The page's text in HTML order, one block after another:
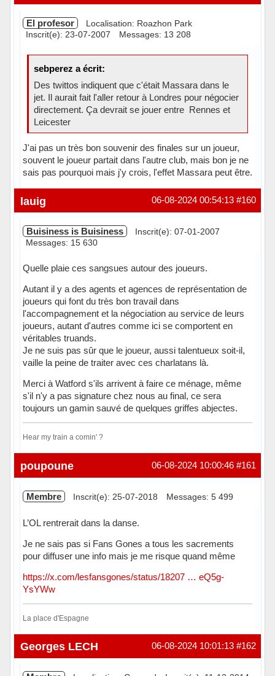
El profesor
Localisation: Roazhon Park
Inscrit(e): 23-07-2007
Messages: 13 208
sebperez a écrit:
Des twittos indiquent que c'était Massara dans le
jet. Il aurait fait l'aller retour à Londres pour négocier
directement. Ça devrait se jouer entre Rennes et
Leicester
J'ai pas un très bon souvenir des finales sur un joueur,
souvent le joueur partait dans l'autre club, mais bon je ne
sais pas pourquoi mais j'y crois, l'effet Massara peut être.
Hors ligne #160
06-08-2024 00:54:13
lauig
Buisiness is Buisiness
Inscrit(e): 07-01-2007
Messages: 15 630
Quelle plaie ces sangsues autour des joueurs.
Autant il y a des agents et agences de représentation de
joueurs qui font du très bon travail dans
l'accompagnement et la négociation au service de leurs
joueurs, autant d'autres comme ici se comportent en
véritables truands.
Je ne suis pas sûr que le joueur, aussi talentueux soit-il,
vaille la peine de traiter avec ces charlatans là.
Merci à Watford s'ils arrivent à faire ce ménage, même
s'il n'y a pas signature chez nous au final, ce sera
toujours un gamin sauvé de quelques griffes abjectes.
Hear my train a comin' ?
Hors ligne #161
06-08-2024 10:00:46
poupoune
Membre Inscrit(e): 25-07-2018 Messages: 5 499
L’OL rentrerait dans la danse.
Je ne sais pas si Fans Gones a tous les sacrements
pour diffuser une info mais je me risque quand même
https://x.com/lesfansgones/status/18207 … eQ5g-
YsYWw
La place d'Espagne
Hors ligne #162
06-08-2024 10:01:13
Georges LECH